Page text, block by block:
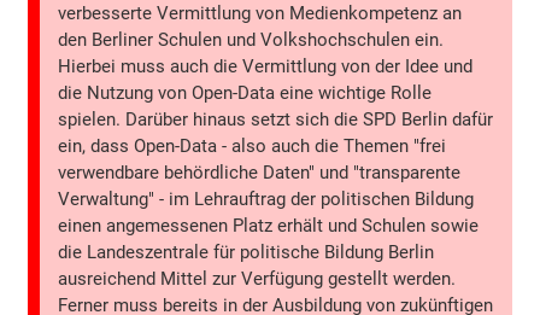
verbesserte Vermittlung von Medienkompetenz an
den Berliner Schulen und Volkshochschulen ein.
Hierbei muss auch die Vermittlung von der Idee und
die Nutzung von Open-Data eine wichtige Rolle
spielen. Darüber hinaus setzt sich die SPD Berlin dafür
ein, dass Open-Data - also auch die Themen "frei
verwendbare behördliche Daten" und "transparente
Verwaltung" - im Lehrauftrag der politischen Bildung
einen angemessenen Platz erhält und Schulen sowie
die Landeszentrale für politische Bildung Berlin
ausreichend Mittel zur Verfügung gestellt werden.
Ferner muss bereits in der Ausbildung von zukünftigen